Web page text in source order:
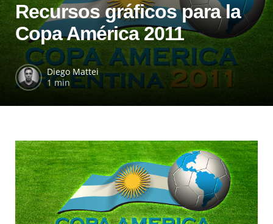
Recursos gráficos para la
Copa América 2011
Diego Mattei
1 min